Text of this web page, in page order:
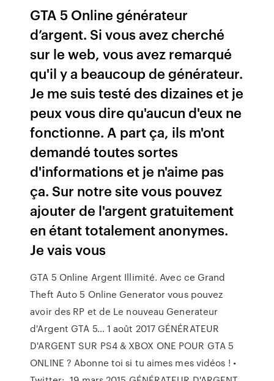
GTA 5 Online générateur
d’argent. Si vous avez cherché
sur le web, vous avez remarqué
qu'il y a beaucoup de générateur.
Je me suis testé des dizaines et je
peux vous dire qu'aucun d'eux ne
fonctionne. A part ça, ils m'ont
demandé toutes sortes
d'informations et je n'aime pas
ça. Sur notre site vous pouvez
ajouter de l'argent gratuitement
en étant totalement anonymes.
Je vais vous
GTA 5 Online Argent Illimité. Avec ce Grand
Theft Auto 5 Online Generator vous pouvez
avoir des RP et de Le nouveau Generateur
d'Argent GTA 5… 1 août 2017 GÉNÉRATEUR
D'ARGENT SUR PS4 & XBOX ONE POUR GTA 5
ONLINE ? Abonne toi si tu aimes mes vidéos ! •